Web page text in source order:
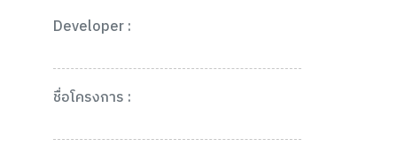
Developer :
ชื่อโครงการ :